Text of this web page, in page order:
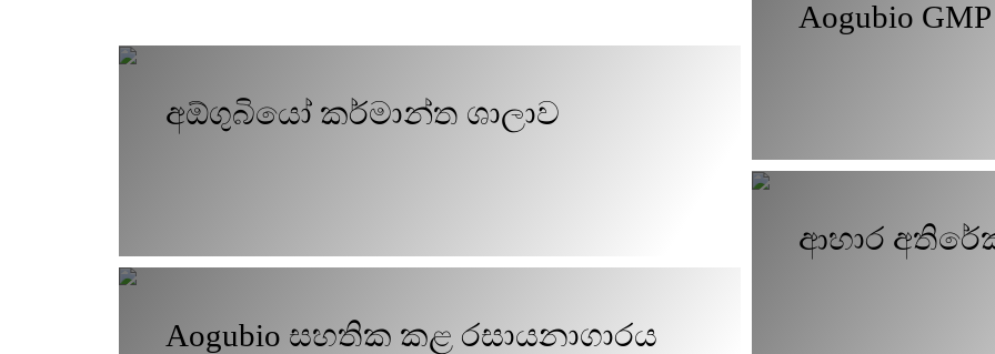
අඕගුබියෝ කර්මාන්ත ශාලාව
Aogubio
Aogubio සහතික කළ රසායනාගාරය
ආහාර